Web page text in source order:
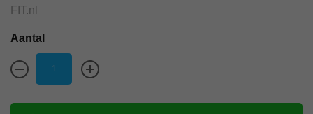
FIT.nl
Aantal